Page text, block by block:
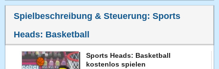
Spielbeschreibung & Steuerung:Sports
Heads: Basketball
Sports Heads: Basketball
kostenlos spielen